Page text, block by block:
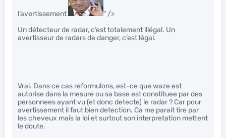
l’avertissement
" />
Un détecteur de radar, c’est totalement illégal. Un
avertisseur de radars de danger, c’est légal.
Vrai. Dans ce cas reformulons, est-ce que waze est
autorise dans la mesure ou sa base est constituee par des
personnees ayant vu (et donc detecte) le radar ? Car pour
avertissement il faut bien detection. Ca me parait tire par
les cheveux mais la loi et surtout son interpretation mettent
le doute.